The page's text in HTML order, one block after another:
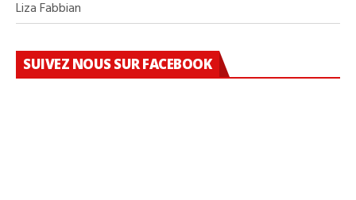
Liza Fabbian
SUIVEZ NOUS SUR FACEBOOK